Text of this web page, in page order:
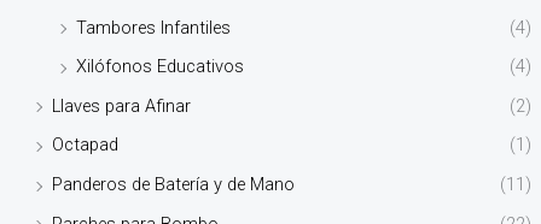
Tambores Infantiles
(4)
Xilófonos Educativos
(4)
Llaves para Afinar
(2)
Octapad
(1)
Panderos de Batería y de Mano
(11)